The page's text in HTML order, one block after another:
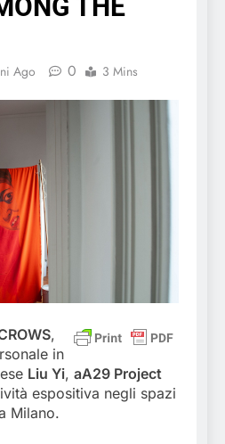
THE
Ago 0 3 Mins
,
in
Liu Yi, aA29 Project
espositiva negli spazi
Milano.